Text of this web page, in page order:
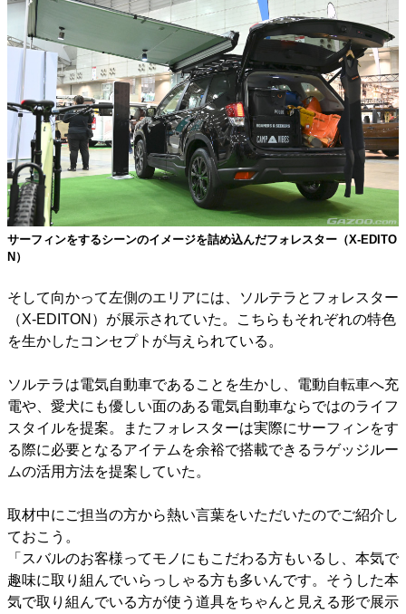
サーフィンをするシーンのイメージを詰め込んだフォレスター（X-EDITO
N）
そして向かって左側のエリアには、ソルテラとフォレスター
（X-EDITON）が展示されていた。こちらもそれぞれの特色
を生かしたコンセプトが与えられている。
ソルテラは電気自動車であることを生かし、電動自転車へ充
電や、愛犬にも優しい面のある電気自動車ならではのライフ
スタイルを提案。またフォレスターは実際にサーフィンをす
る際に必要となるアイテムを余裕で搭載できるラゲッジルー
ムの活用方法を提案していた。
取材中にご担当の方から熱い言葉をいただいたのでご紹介し
ておこう。
「スバルのお客様ってモノにもこだわる方もいるし、本気で
趣味に取り組んでいらっしゃる方も多いんです。そうした本
気で取り組んでいる方が使う道具をちゃんと見える形で展示